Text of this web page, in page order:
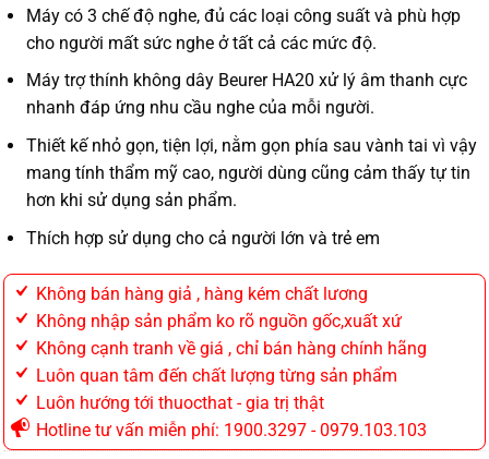
Máy có 3 chế độ nghe, đủ các loại công suất và phù hợp
cho người mất sức nghe ở tất cả các mức độ.
Máy trợ thính không dây Beurer HA20 xử lý âm thanh cực
nhanh đáp ứng nhu cầu nghe của mỗi người.
Thiết kế nhỏ gọn, tiện lợi, nằm gọn phía sau vành tai vì vậy
mang tính thẩm mỹ cao, người dùng cũng cảm thấy tự tin
hơn khi sử dụng sản phẩm.
Thích hợp sử dụng cho cả người lớn và trẻ em
Không bán hàng giả , hàng kém chất lương
Không nhập sản phẩm ko rõ nguồn gốc,xuất xứ
Không cạnh tranh về giá , chỉ bán hàng chính hãng
Luôn quan tâm đến chất lượng từng sản phẩm
Luôn hướng tới thuocthat - gia trị thật
Hotline tư vấn miễn phí: 1900.3297 - 0979.103.103